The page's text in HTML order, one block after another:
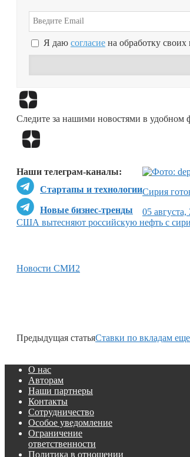
Я даю согласие на обработку
Следите за нашими новостями в удобном
Наши телеграм-каналы:
Стартапы и технологии
Новые бизнес-тренды
Сирия
05 августа,
США вытесняют российскую нефть с
Новости СМИ2
Предыдущая статьяСтавки по вкладам
О нас
Авторам
Наши партнеры
Контакты
Сотрудничество
Особое уведомление
Ограничение
ответственности
Политика в отношении